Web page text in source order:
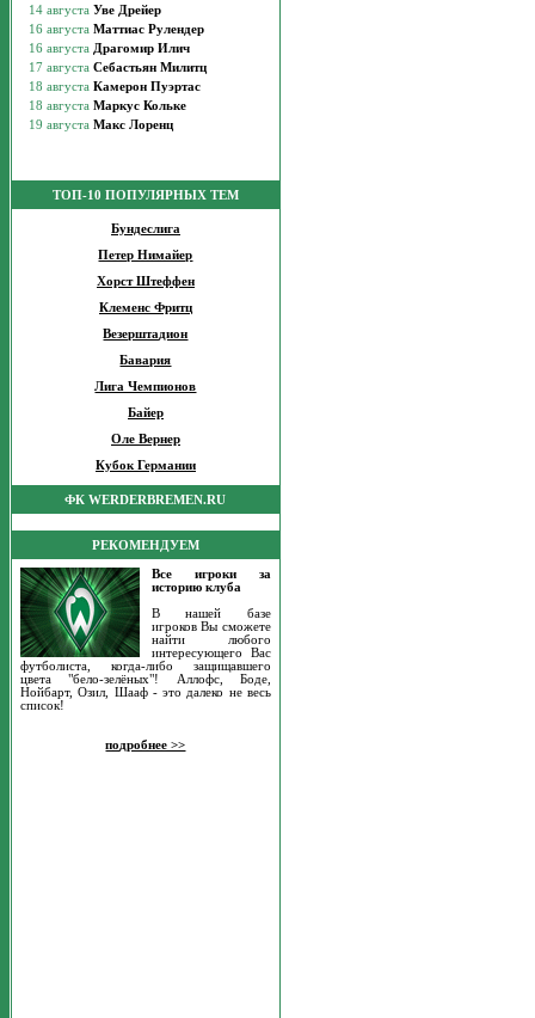
ТОП-10 ПОПУЛЯРНЫХ ТЕМ
Бундеслига
Петер Нимайер
Хорст Штеффен
Клеменс Фритц
Везерштадион
Бавария
Лига Чемпионов
Байер
Оле Вернер
Кубок Германии
ФК WERDERBREMEN.RU
РЕКОМЕНДУЕМ
Все игроки за
историю клуба
В нашей базе
игроков Вы сможете
найти любого
интересующего Вас
футболиста, когда-либо защищавшего
цвета "бело-зелёных"! Аллофс, Боде,
Нойбарт, Озил, Шааф - это далеко не весь
список!
подробнее >>